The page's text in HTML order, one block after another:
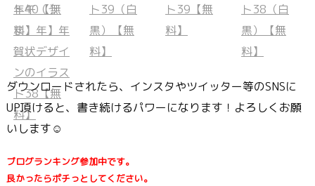
ダウンロードされたら、インスタやツイッター等のSNSに
UP頂けると、書き続けるパワーになります！よろしくお願
いします☺
ブログランキング参加中です。
良かったらポチっとしてください。